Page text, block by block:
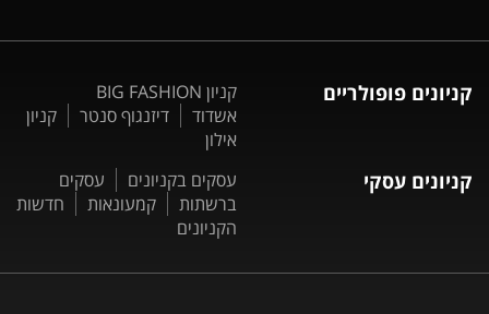
קניונים פופולריים
קניון BIG FASHION
אשדוד
דיזנגוף סנטר
קניון
אילון
קניונים עסקי עסקים בקניונים
עסקים
ברשתות
קמעונאות
חדשות
הקניונים